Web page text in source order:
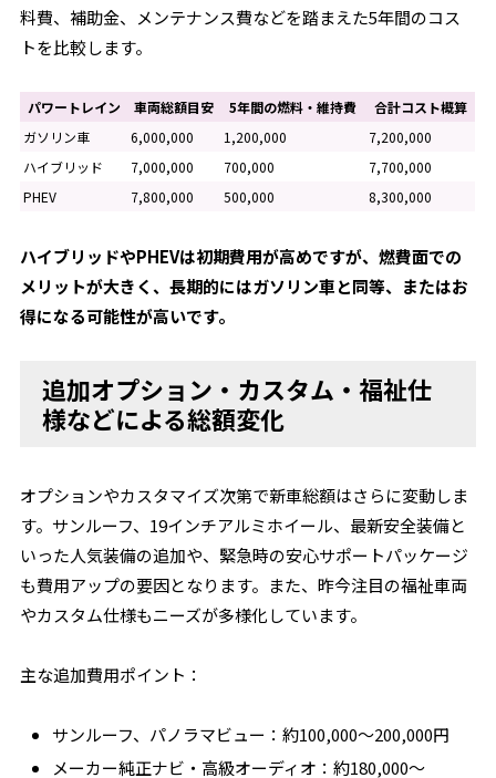
料費、補助金、メンテナンス費などを踏まえた5年間のコス
トを比較します。
パワートレイン 車両総額目安 5年間の燃料・維持費
合計コスト概算
ガソリン車
6,000,000 1,200,000
7,200,000
ハイブリッド
7,000,000 700,000
7,700,000
PHEV
7,800,000 500,000 8,300,000
ハイブリッドやPHEVは初期費用が高めですが、燃費面での
メリットが大きく、長期的にはガソリン車と同等、またはお
得になる可能性が高いです。
追加オプション・カスタム・福祉仕
様などによる総額変化
オプションやカスタマイズ次第で新車総額はさらに変動しま
す。サンルーフ、19インチアルミホイール、最新安全装備と
いった人気装備の追加や、緊急時の安心サポートパッケージ
も費用アップの要因となります。また、昨今注目の福祉車両
やカスタム仕様もニーズが多様化しています。
主な追加費用ポイント：
サンルーフ、パノラマビュー：約100,000～200,000円
メーカー純正ナビ・高級オーディオ：約180,000～